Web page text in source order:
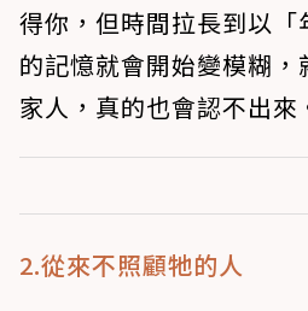
得你，但時間拉長到以「
的記憶就會開始變模糊
家人，真的也會認不出來
2.從來不照顧牠的人